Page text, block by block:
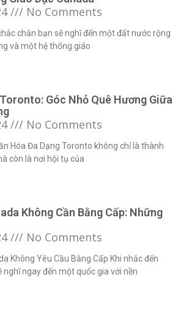
No Comments
chắn bạn sẽ nghĩ đến một đất nước rộng
và một hệ thống giáo
Góc Nhỏ Quê Hương Giữa
No Comments
Hóa Đa Dạng Toronto không chỉ là thành
còn là nơi hội tụ của
Không Cần Bằng Cấp: Những
No Comments
Không Yêu Cầu Bằng Cấp Khi nhắc đến
nghĩ ngay đến một quốc gia với nền